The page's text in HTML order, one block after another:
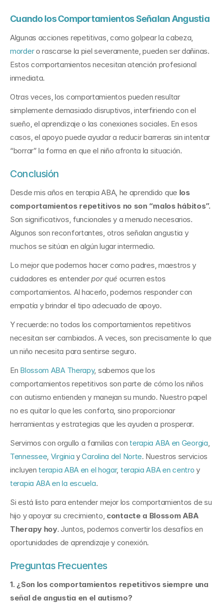
Cuando los Comportamientos Señalan Angustia
morder o rascarse la piel severamente, pueden ser dañinas.
Estos comportamientos necesitan atención profesional
inmediata.
Otras veces, los comportamientos pueden resultar
simplemente demasiado disruptivos, interfiriendo con el
sueño, el aprendizaje o las conexiones sociales. En esos
casos, el apoyo puede ayudar a reducir barreras sin intentar
“borrar” la forma en que el niño afronta la situación.
Conclusión
Desde mis años en terapia ABA, he aprendido que los
comportamientos repetitivos no son “malos hábitos”.
Son significativos, funcionales y a menudo necesarios.
Algunos son reconfortantes, otros señalan angustia y
muchos se sitúan en algún lugar intermedio.
Lo mejor que podemos hacer como padres, maestros y
cuidadores es entender por qué ocurren estos
comportamientos. Al hacerlo, podemos responder con
empatía y brindar el tipo adecuado de apoyo.
Y recuerde: no todos los comportamientos repetitivos
necesitan ser cambiados. A veces, son precisamente lo que
un niño necesita para sentirse seguro.
En Blossom ABA Therapy, sabemos que los
comportamientos repetitivos son parte de cómo los niños
con autismo entienden y manejan su mundo. Nuestro papel
no es quitar lo que les conforta, sino proporcionar
herramientas y estrategias que les ayuden a prosperar.
Servimos con orgullo a familias con terapia ABA en Georgia
Tennessee, Virginia y Carolina del Norte. Nuestros servicios
incluyen terapia ABA en el hogar, terapia ABA en centro
y
terapia ABA en la escuela.
Si está listo para entender mejor los comportamientos de su
hijo y apoyar su crecimiento, contacte a Blossom ABA
Therapy hoy. Juntos, podemos convertir los desafíos en
oportunidades de aprendizaje y conexión.
Preguntas Frecuentes
1. ¿Son los comportamientos repetitivos siempre una
señal de angustia en el autismo?